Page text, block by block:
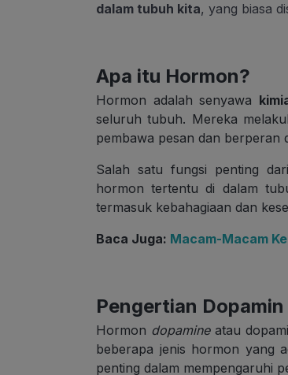
dalam tubuh kita, yang biasa
Apa itu Hormon?
Hormon adalah senyawa
seluruh tubuh. Mereka
pembawa pesan dan berperan
Salah satu fungsi penting
hormon tertentu di dalam
termasuk kebahagiaan dan
Baca Juga: Macam-Macam
Pengertian Dopamin
Hormon dopamine atau
beberapa jenis hormon yang
penting dalam mempengaruhi